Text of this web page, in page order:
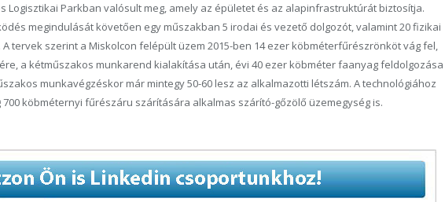
Logisztikai Parkban valósult meg, amely az épületet és az alapinfrastruktúrát biztosítja.
megindulását követően egy műszakban 5 irodai és vezető dolgozót, valamint 20 fizikai
tervek szerint a Miskolcon felépült üzem 2015-ben 14 ezer köbméterfűrészrönköt vág fel,
a kétműszakos munkarend kialakítása után, évi 40 ezer köbméter faanyag feldolgozása
munkavégzéskor már mintegy 50-60 lesz az alkalmazotti létszám. A technológiához
köbméternyi fűrészáru szárítására alkalmas szárító-gőzölő üzemegység is.